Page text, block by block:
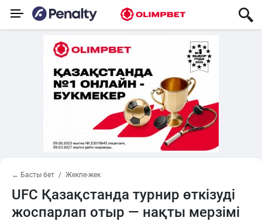
← Басты бет Жекпе-жек
UFC Қазақстанда турнир өткізуді
жоспарлап отыр — нақты мерзімі